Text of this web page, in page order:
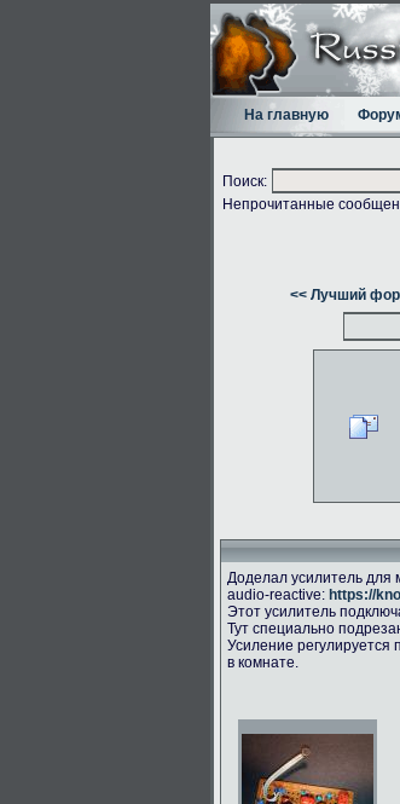
На главную
Поиск:
Непрочитанные
<< Лучший
Доделал усилитель для
audio-reactive: https://
Этот усилитель
Тут специально
Усиление
в комнате.